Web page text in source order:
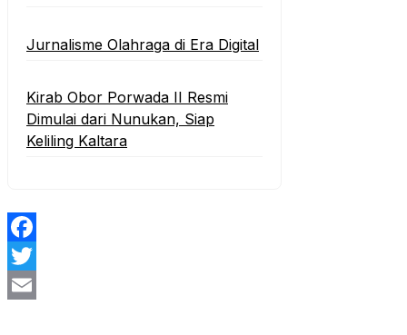
Jurnalisme Olahraga di Era Digital
Kirab Obor Porwada II Resmi
Dimulai dari Nunukan, Siap
Keliling Kaltara
Facebook
Twitter